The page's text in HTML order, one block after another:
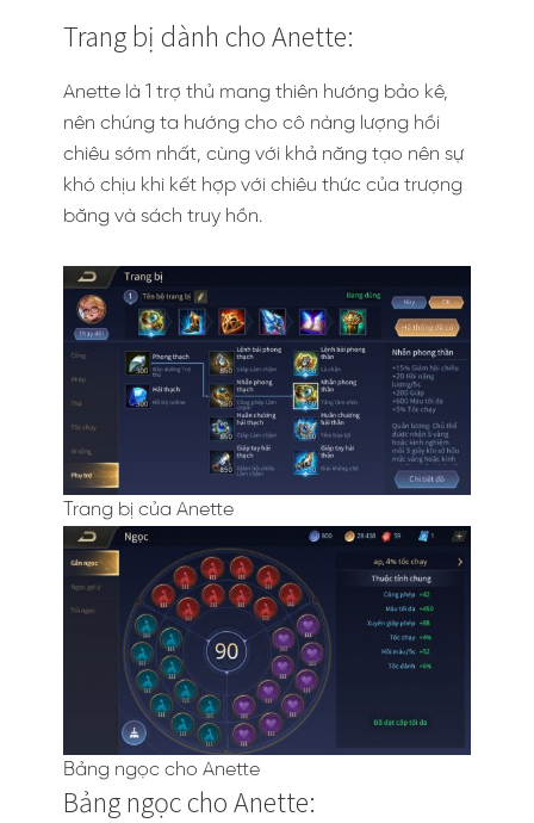
Trang bị dành cho Anette:
Anette là 1 trợ thủ mang thiên hướng bảo kê,
nên chúng ta hướng cho cô nàng lượng hồi
chiêu sớm nhất, cùng với khả năng tạo nên sự
khó chịu khi kết hợp với chiêu thức của trượng
băng và sách truy hồn.
Trang bị của Anette
Bảng ngọc cho Anette
Bảng ngọc cho Anette: